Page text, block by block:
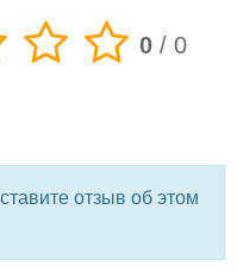
0 / 0
отзыв об этом